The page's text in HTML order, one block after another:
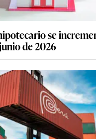
se
de 2026